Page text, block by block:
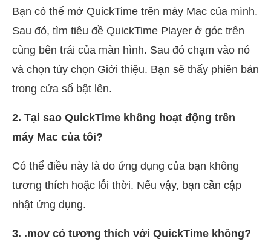
Bạn có thể mở QuickTime trên máy Mac của mình.
Sau đó, tìm tiêu đề QuickTime Player ở góc trên
cùng bên trái của màn hình. Sau đó chạm vào nó
và chọn tùy chọn Giới thiệu. Bạn sẽ thấy phiên bản
trong cửa sổ bật lên.
2. Tại sao QuickTime không hoạt động trên
máy Mac của tôi?
Có thể điều này là do ứng dụng của bạn không
tương thích hoặc lỗi thời. Nếu vậy, bạn cần cập
nhật ứng dụng.
3. .mov có tương thích với QuickTime không?